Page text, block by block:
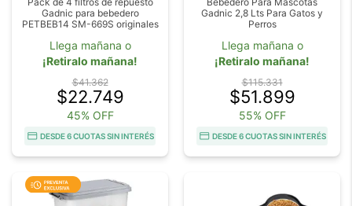
Gadnic para bebedero
PETBEB14 SM-669S originales
Llega mañana o
¡Retiralo mañana!
$41.362
$22.749
45% OFF
DESDE 6 CUOTAS SIN INTERÉS
Gadnic 2,8 Lts Para Gatos y
Perros
Llega mañana o
¡Retiralo mañana!
$115.331
$51.899
55% OFF
DESDE 6 CUOTAS SIN INTERÉS